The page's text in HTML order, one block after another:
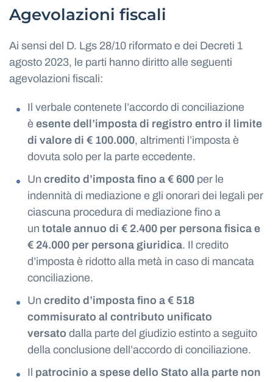
Agevolazioni fiscali
Ai sensi del D. Lgs 28/10 riformato e dei Decreti 1
agosto 2023, le parti hanno diritto alle seguenti
agevolazioni fiscali:
Il verbale contenete l’accordo di conciliazione
è esente dell’imposta di registro entro il limite
di valore di € 100.000, altrimenti l’imposta è
dovuta solo per la parte eccedente.
Un credito d’imposta fino a € 600 per le
indennità di mediazione e gli onorari dei legali per
ciascuna procedura di mediazione fino a
un totale annuo di € 2.400 per persona fisica e
€ 24.000 per persona giuridica. Il credito
d’imposta è ridotto alla metà in caso di mancata
conciliazione.
Un credito d’imposta fino a € 518
commisurato al contributo unificato
versato dalla parte del giudizio estinto a seguito
della conclusione dell’accordo di conciliazione.
Il patrocinio a spese dello Stato alla parte non